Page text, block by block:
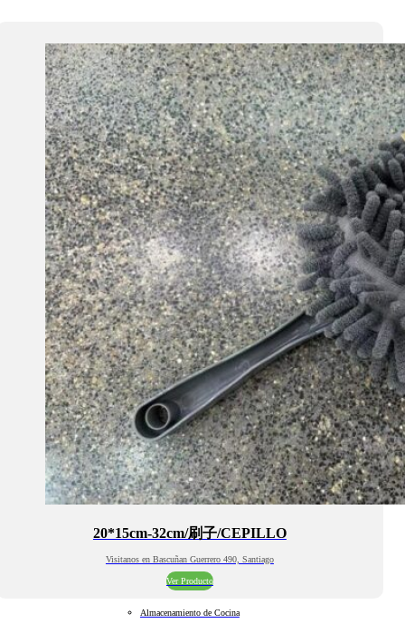
20*15cm-32cm/刷子/CEPILLO
Visitanos en Bascuñan Guerrero 490, Santiago
Ver Producto
Almacenamiento de Cocina